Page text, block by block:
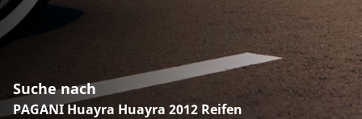
Suche nach
PAGANI Huayra Huayra 2012 Reifen